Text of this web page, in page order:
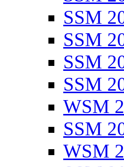
SSM
SSM
SSM
SSM
WSM
SSM
WSM